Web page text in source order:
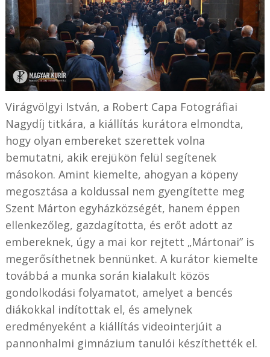
Virágvölgyi István, a Robert Capa Fotográfiai
Nagydíj titkára, a kiállítás kurátora elmondta,
hogy olyan embereket szerettek volna
bemutatni, akik erejükön felül segítenek
másokon. Amint kiemelte, ahogyan a köpeny
megosztása a koldussal nem gyengítette meg
Szent Márton egyházközségét, hanem éppen
ellenkezőleg, gazdagította, és erőt adott az
embereknek, úgy a mai kor rejtett „Mártonai” is
megerősíthetnek bennünket. A kurátor kiemelte
továbbá a munka során kialakult közös
gondolkodási folyamatot, amelyet a bencés
diákokkal indítottak el, és amelynek
eredményeként a kiállítás videointerjúit a
pannonhalmi gimnázium tanulói készíthették el.